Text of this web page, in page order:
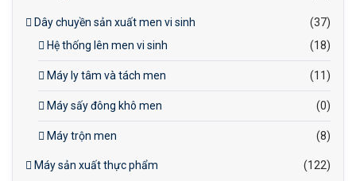
Dây chuyền sản xuất men vi sinh
(37)
Hệ thống lên men vi sinh
(18)
Máy ly tâm và tách men (11)
Máy sấy đông khô men (0)
Máy trộn men (8)
Máy sản xuất thực phẩm
(122)